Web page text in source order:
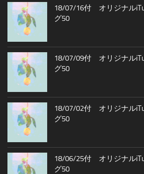
18/07/16付 オリジナル
グ50
18/07/09付 オリジナル
グ50
18/07/02付 オリジナル
グ50
18/06/25付 オリジナル
グ50